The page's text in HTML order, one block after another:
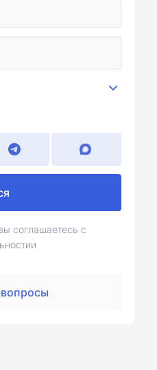
соглашаетесь с